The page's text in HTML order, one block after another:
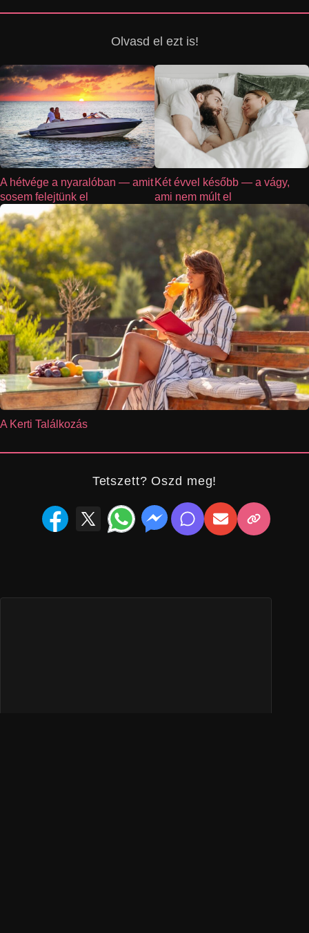
Olvasd el ezt is!
A hétvége a nyaralóban — amit
sosem felejtünk el
Két évvel később — a vágy,
ami nem múlt el
A Kerti Találkozás
Tetszett? Oszd meg!